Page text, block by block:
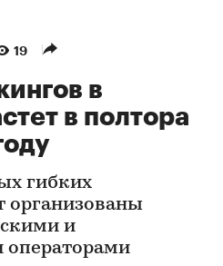
19
в
в полтора
гибких
организованы
и